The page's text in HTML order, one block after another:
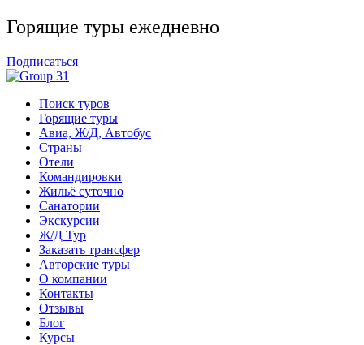
Горящие туры ежедневно
Подписаться
Поиск туров
Горящие туры
Авиа, Ж/Д, Автобус
Страны
Отели
Командировки
Жильё суточно
Санатории
Экскурсии
Ж/Д Тур
Заказать трансфер
Авторские туры
О компании
Контакты
Отзывы
Блог
Курсы